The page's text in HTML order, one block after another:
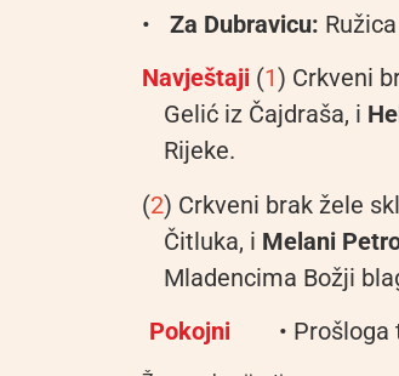
•
Za Dubravicu:
Navještaji (1) Crkveni
Gelić iz Čajdraša, i
Rijeke.
(2) Crkveni brak žele
Čitluka, i Melani
Mladencima Božji
Pokojni
•